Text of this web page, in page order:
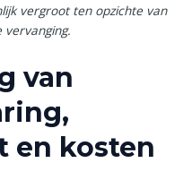
vergroot ten opzichte van
van
en kosten